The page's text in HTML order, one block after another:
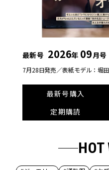
最新号 2026年 09月号
7月28日発売／表紙モデル：堀
最新号購入
定期購読
HOT